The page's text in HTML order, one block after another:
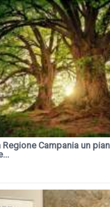
Regione Campania un